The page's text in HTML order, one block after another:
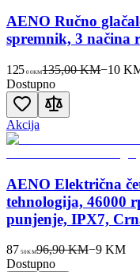
AENO Ručno
spremnik, 3 načina
125 00KM135,00 KM−10
Dostupno
Akcija
AENO Električna
tehnologija, 46000
punjenje, IPX7,
87 50KM96,90 KM−9KM
Dostupno